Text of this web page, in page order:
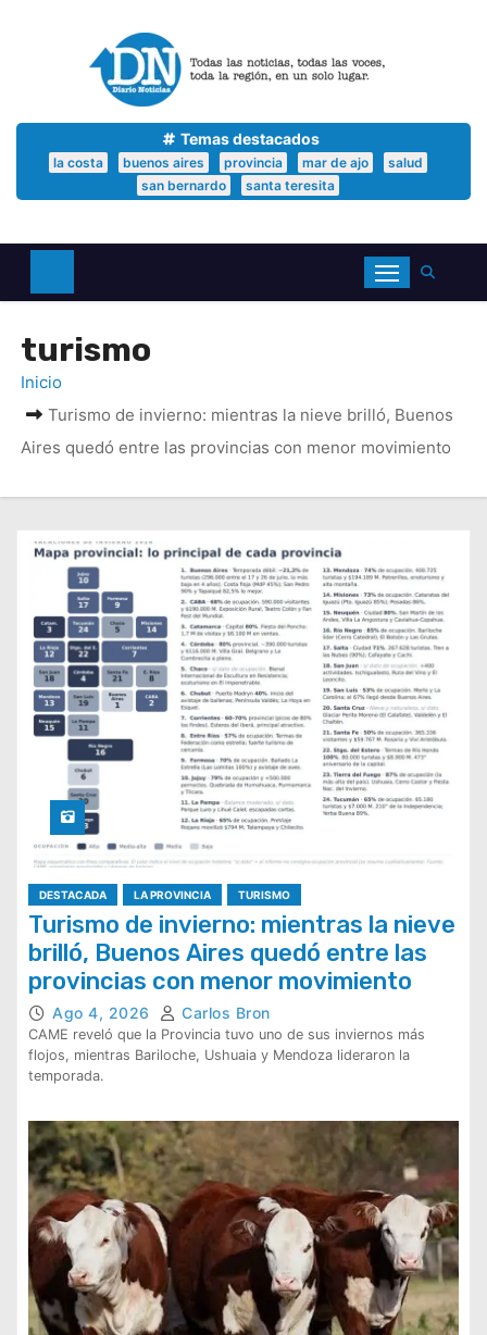
i
Temas destacados
la costa buenos aires provincia mar de ajo
salud
san bernardo
santa teresita
turismo
Inicio
Turismo de invierno: mientras la nieve brilló, Buenos
Aires quedó entre las provincias con menor movimiento
DESTACADA LA PROVINCIA TURISMO
Turismo de invierno: mientras la nieve
brilló, Buenos Aires quedó entre las
provincias con menor movimiento
Ago 4, 2026 Carlos Bron
CAME reveló que la Provincia tuvo uno de sus inviernos más
flojos, mientras Bariloche, Ushuaia y Mendoza lideraron la
temporada.